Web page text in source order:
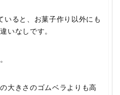
いると、お菓子作り以外にも
いなしです。
大きさのゴムベラよりも高